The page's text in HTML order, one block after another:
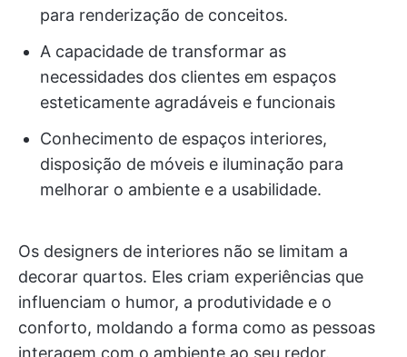
para renderização de conceitos.
A capacidade de transformar as
necessidades dos clientes em espaços
esteticamente agradáveis e funcionais
Conhecimento de espaços interiores,
disposição de móveis e iluminação para
melhorar o ambiente e a usabilidade.
Os designers de interiores não se limitam a
decorar quartos. Eles criam experiências que
influenciam o humor, a produtividade e o
conforto, moldando a forma como as pessoas
interagem com o ambiente ao seu redor.